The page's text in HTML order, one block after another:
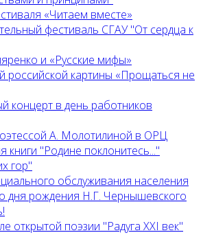
«Читаем вместе»
фестиваль СГАУ "От сердца к
и «Русские мифы»
российской картины «Прощаться не
концерт в день работников
А. Молотилиной в ОРЦ
книги "Родине поклонитесь..."
гор"
обслуживания населения
дня рождения Н.Г. Чернышевского
открытой поэзии "Радуга XXI век"